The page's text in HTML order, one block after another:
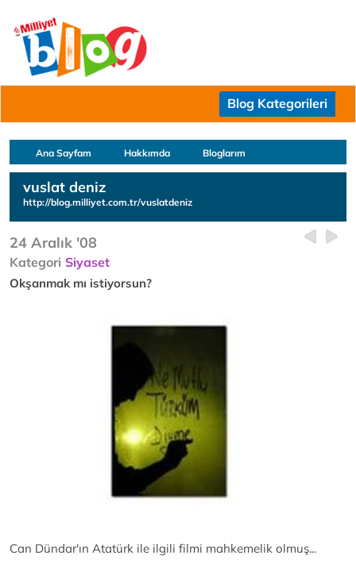
Blog Kategorileri
Ana Sayfam Hakkımda Bloglarım
vuslat deniz
http://blog.milliyet.com.tr/vuslatdeniz
24 Aralık '08
Kategori Siyaset
Okşanmak mı istiyorsun?
Can Dündar'ın Atatürk ile ilgili filmi mahkemelik olmuş...